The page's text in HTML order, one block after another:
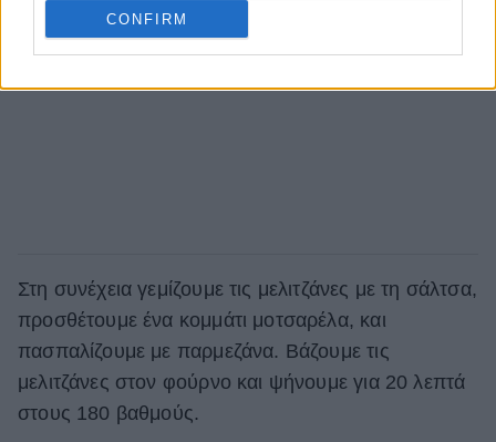
CONFIRM
Στη συνέχεια γεμίζουμε τις μελιτζάνες με τη σάλτσα,
προσθέτουμε ένα κομμάτι μοτσαρέλα, και
πασπαλίζουμε με παρμεζάνα. Βάζουμε τις
μελιτζάνες στον φούρνο και ψήνουμε για 20 λεπτά
στους 180 βαθμούς.